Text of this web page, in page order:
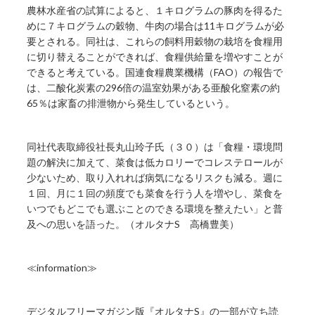
農林水産省の試算によると、１キログラムの豚肉を得るた
めに７キログラムの穀物、牛肉の場合は11キログラムが必
要とされる。同社は、これらの飼料用穀物の栽培を食糧用
に切り替えることができれば、食糧供給量を増やすことが
できると考えている。国連食糧農業機構（FAO）の報告で
は、二酸化炭素の296倍の温室効果がある亜酸化窒素の約
65％は家畜の排泄物から発生しているという。
同社代表取締役社長丸山玲子氏（３０）は「食糧・環境問
題の解決に加えて、菜食は低カロリーでコレステロールが
少ないため、取り入れれば病気になるリスクも減る。週に
１回、月に１回の頻度でも菜食を行う人を増やし、菜食を
いつでもどこでも選ぶことのできる環境を整えたい」と普
及への思いを語った。（オルタナS 高橋豊美）
≪information≫
デジタルフリーマガジン版『オルタナS』の一部が立ち読